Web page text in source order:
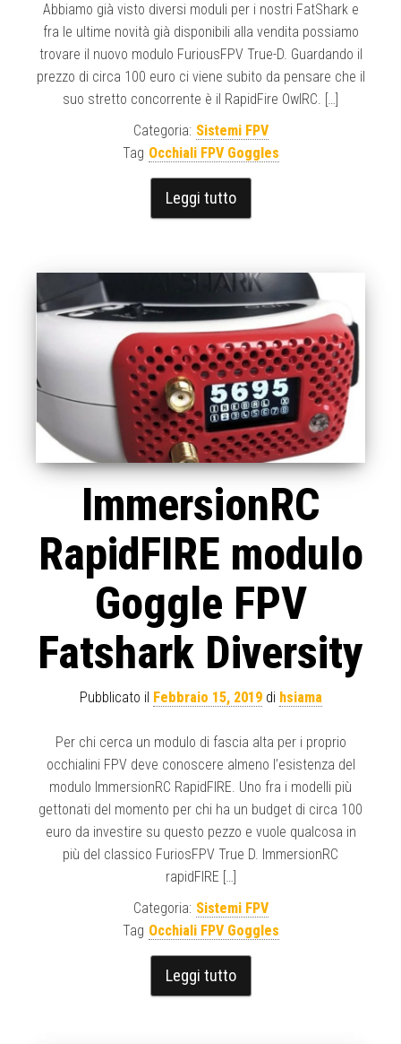
Abbiamo già visto diversi moduli per i nostri FatShark e
fra le ultime novità già disponibili alla vendita possiamo
trovare il nuovo modulo FuriousFPV True-D. Guardando il
prezzo di circa 100 euro ci viene subito da pensare che il
suo stretto concorrente è il RapidFire OwlRC. […]
Categoria: Sistemi FPV
Tag Occhiali FPV Goggles
Leggi tutto
ImmersionRC
RapidFIRE modulo
Goggle FPV
Fatshark Diversity
Pubblicato il Febbraio 15, 2019di hsiama
Per chi cerca un modulo di fascia alta per i proprio
occhialini FPV deve conoscere almeno l’esistenza del
modulo ImmersionRC RapidFIRE. Uno fra i modelli più
gettonati del momento per chi ha un budget di circa 100
euro da investire su questo pezzo e vuole qualcosa in
più del classico FuriosFPV True D. ImmersionRC
rapidFIRE […]
Categoria: Sistemi FPV
Tag Occhiali FPV Goggles
Leggi tutto